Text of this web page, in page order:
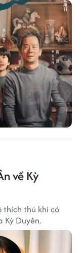
về Kỳ
thích thú khi có
Kỳ Duyên.